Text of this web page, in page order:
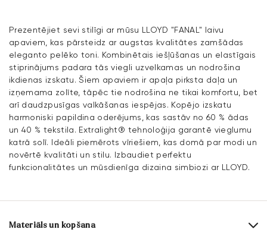
Prezentējiet sevi stilīgi ar mūsu LLOYD "FANAL" laivu
apaviem, kas pārsteidz ar augstas kvalitātes zamšādas
eleganto pelēko toni. Kombinētais iešļūšanas un elastīgais
stiprinājums padara tās viegli uzvelkamas un nodrošina
ikdienas izskatu. Šiem apaviem ir apaļa pirksta daļa un
izņemama zolīte, tāpēc tie nodrošina ne tikai komfortu, bet
arī daudzpusīgas valkāšanas iespējas. Kopējo izskatu
harmoniski papildina oderējums, kas sastāv no 60 % ādas
un 40 % tekstila. Extralight® tehnoloģija garantē vieglumu
katrā solī. Ideāli piemērots vīriešiem, kas domā par modi un
novērtē kvalitāti un stilu. Izbaudiet perfektu
funkcionalitātes un mūsdienīga dizaina simbiozi ar LLOYD.
Materiāls un kopšana